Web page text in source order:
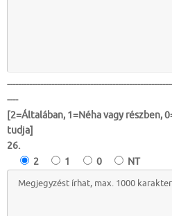
----
[2=Általában, 1=Néha vagy részben,
tudja]
26.
2
1 0 NT